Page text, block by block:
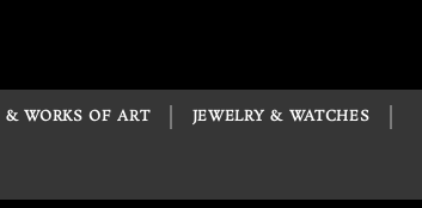
WORKS OF ART JEWELRY & WATCHES